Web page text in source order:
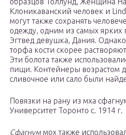
Клоникаванский человек и
могут также сохранять
одежду, одним из самых ярких
Эгтвед девушка, Дания.
торфа кости скорее
Эти болота также
пищи. Контейнеры возрастом
сливочное или сало были
Повязки на рану из мха
Университет Торонто c. 1914 г.
Сфагнум мох также